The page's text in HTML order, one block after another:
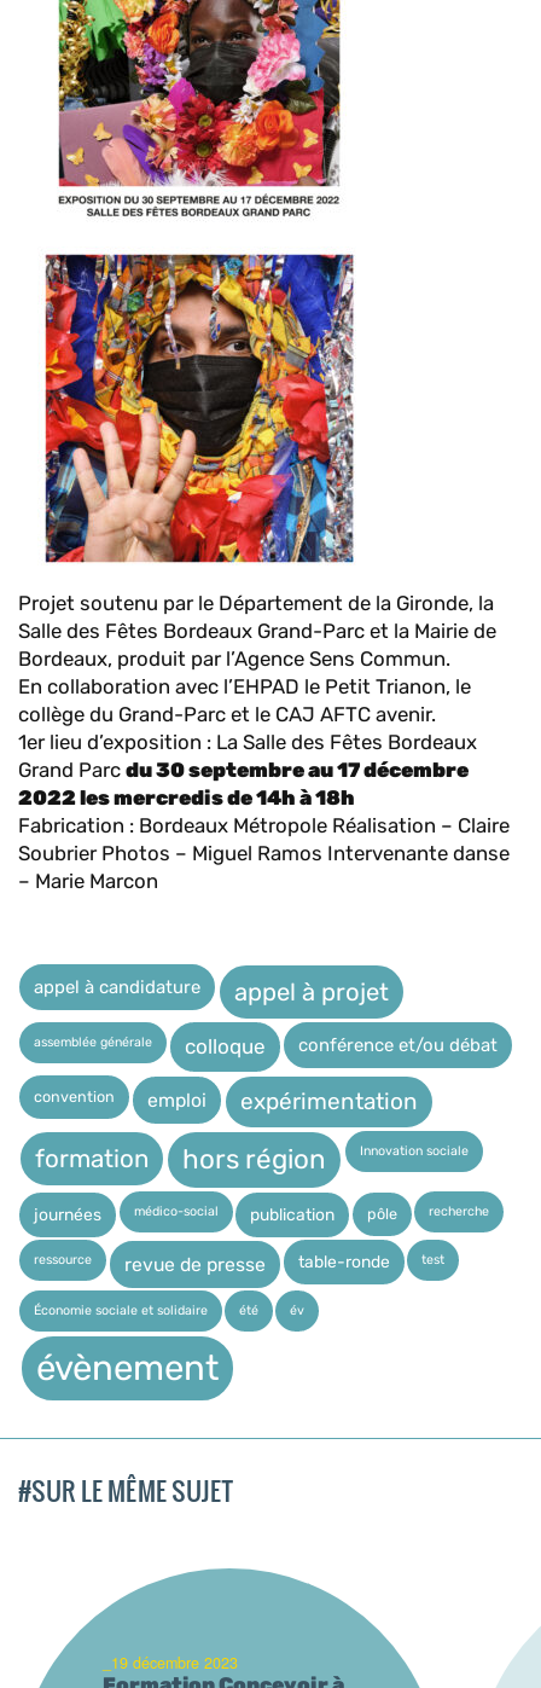
Projet soutenu par le Département de la Gironde, la
Salle des Fêtes Bordeaux Grand-Parc et la Mairie de
Bordeaux, produit par l’Agence Sens Commun.
En collaboration avec l’EHPAD le Petit Trianon, le
collège du Grand-Parc et le CAJ AFTC avenir.
1er lieu d’exposition : La Salle des Fêtes Bordeaux
Grand Parc du 30 septembre au 17 décembre
2022 les mercredis de 14h à 18h
Fabrication : Bordeaux Métropole Réalisation – Claire
Soubrier Photos – Miguel Ramos Intervenante danse
– Marie Marcon
appel à candidature appel à projet
assemblée générale colloque conférence et/ou débat
convention emploi expérimentation
formation hors région Innovation sociale
journées médico-social publication pôle recherche
ressource revue de presse table-ronde test
Économie sociale et solidaire été év
évènement
#SUR LE MÊME SUJET
_19 décembre 2023